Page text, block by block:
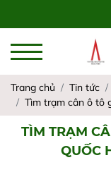
Trang chủ Tin tức
Tìm trạm cân ô tô
TÌM TRẠM
QUỐC